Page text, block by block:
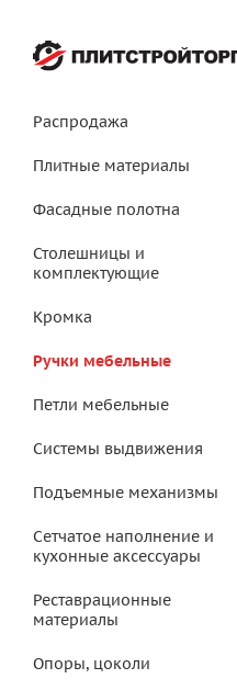
Распродажа
Плитные материалы
Фасадные полотна
Столешницы и
комплектующие
Кромка
Ручки мебельные
Петли мебельные
Системы выдвижения
Подъемные механизмы
Сетчатое наполнение и
кухонные аксессуары
Реставрационные
материалы
Опоры, цоколи